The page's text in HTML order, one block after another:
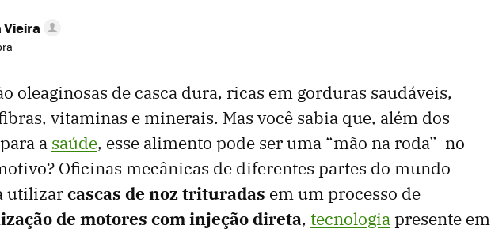
Vieira
oleaginosas de casca dura, ricas em gorduras saudáveis,
vitaminas e minerais. Mas você sabia que, além dos
a saúde, esse alimento pode ser uma “mão na roda” no
Oficinas mecânicas de diferentes partes do mundo
utilizarcascas de noz trituradas em um processo de
de motores com injeção direta, tecnologiapresente em